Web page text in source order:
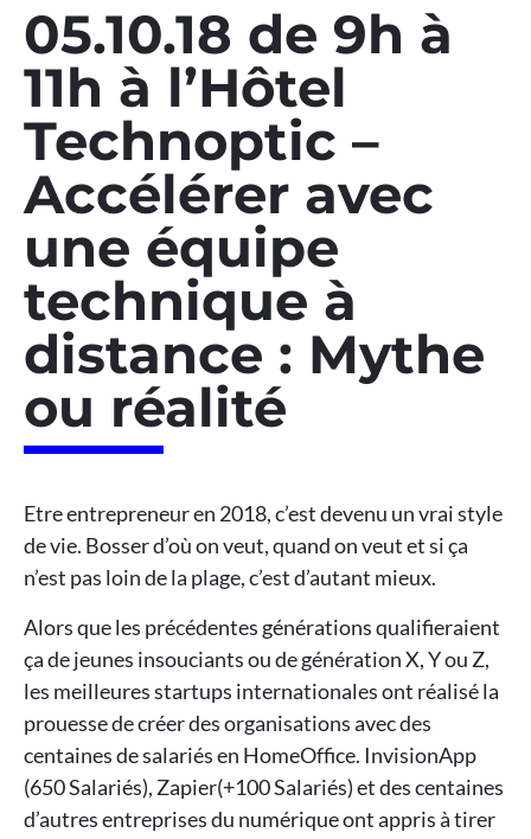
05.10.18 de 9h à
11h à l’Hôtel
Technoptic –
Accélérer avec
une équipe
technique à
distance : Mythe
ou réalité
Etre entrepreneur en 2018, c’est devenu un vrai style
de vie. Bosser d’où on veut, quand on veut et si ça
n’est pas loin de la plage, c’est d’autant mieux.
Alors que les précédentes générations qualifieraient
ça de jeunes insouciants ou de génération X, Y ou Z,
les meilleures startups internationales ont réalisé la
prouesse de créer des organisations avec des
centaines de salariés en HomeOffice. InvisionApp
(650 Salariés), Zapier(+100 Salariés) et des centaines
d’autres entreprises du numérique ont appris à tirer